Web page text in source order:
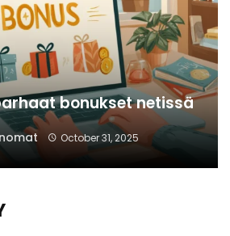
bonukset netissä
October 31, 2025